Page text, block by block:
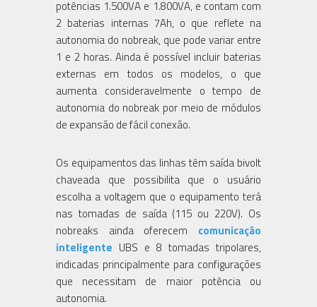
potências 1.500VA e 1.800VA, e contam com
2 baterias internas 7Ah, o que reflete na
autonomia do nobreak, que pode variar entre
1 e 2 horas. Ainda é possível incluir baterias
externas em todos os modelos, o que
aumenta consideravelmente o tempo de
autonomia do nobreak por meio de módulos
de expansão de fácil conexão.
Os equipamentos das linhas têm saída bivolt
chaveada que possibilita que o usuário
escolha a voltagem que o equipamento terá
nas tomadas de saída (115 ou 220V). Os
nobreaks ainda oferecem comunicação
inteligente UBS e 8 tomadas tripolares,
indicadas principalmente para configurações
que necessitam de maior potência ou
autonomia.